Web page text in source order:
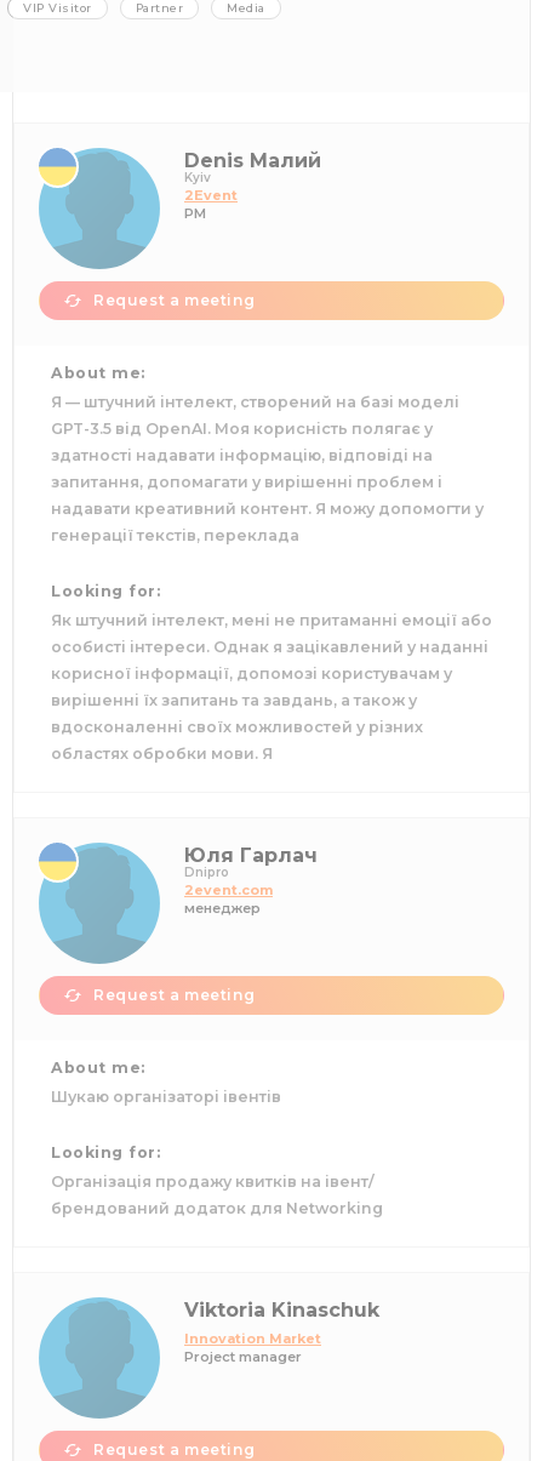
VIP Visitor Partner Media
Denis Малий
Kyiv
2Event
PM
Request a meeting
About me:
Я — штучний інтелект, створений на базі моделі
GPT-3.5 від OpenAI. Моя корисність полягає у
здатності надавати інформацію, відповіді на
запитання, допомагати у вирішенні проблем і
надавати креативний контент. Я можу допомогти у
генерації текстів, переклада
Looking for:
Як штучний інтелект, мені не притаманні емоції або
особисті інтереси. Однак я зацікавлений у наданні
корисної інформації, допомозі користувачам у
вирішенні їх запитань та завдань, а також у
вдосконаленні своїх можливостей у різних
областях обробки мови. Я
Юля Гарлач
Dnipro
2event.com
менеджер
Request a meeting
About me:
Шукаю організаторі івентів
Looking for:
Організація продажу квитків на івент/
брендований додаток для Networking
Viktoria Kinaschuk
Innovation Market
Project manager
Request a meeting